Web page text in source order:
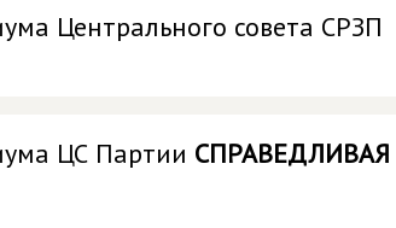
Центрального совета СРЗП
ЦС Партии СПРАВЕДЛИВАЯ